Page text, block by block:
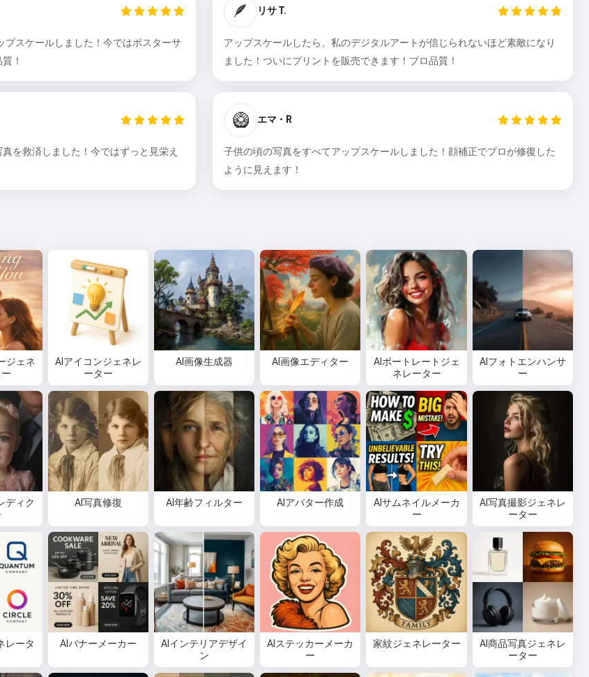
スケールしました！今ではポスターサ
！
🪶 リサ T.
アップスケールしたら、私のデジタルアートが信じられないほど素敵になり
ました！ついにプリントを販売できます！プロ品質！
を救済しました！今ではずっと見栄え
🥝 エマ・R
子供の頃の写真をすべてアップスケールしました！顔補正でプロが修復した
ように見えます！
ジェネ
AIアイコンジェネレ
ーター
AI画像生成器 AI画像エディター
AIポートレートジェ
ネレーター
AIフォトエンハンサ
ー
ディク
AI写真修復 AI年齢フィルター AIアバター作成
AIサムネイルメーカ
ー
AI写真撮影ジェネレ
ーター
レータ
AIバナーメーカー
AIインテリアデザイ
ン
AIステッカーメーカ
ー
家紋ジェネレーター
AI商品写真ジェネレ
ーター